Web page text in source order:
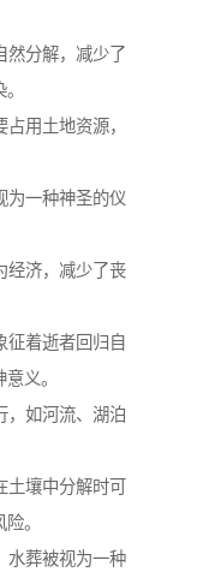
然分解，减少了
用土地资源，
为一种神圣的仪
经济，减少了丧
征着逝者回归自
义。
，如河流、湖泊
壤中分解时可
。
水葬被视为一种